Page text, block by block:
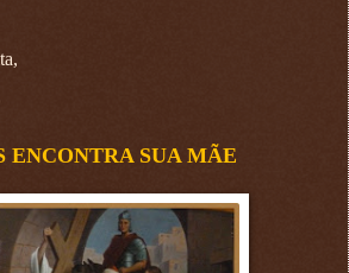
ENCONTRA SUA MÃE